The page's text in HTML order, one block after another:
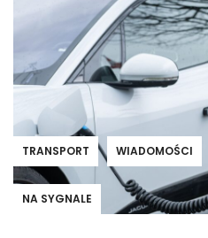
TRANSPORT WIADOMOŚCI
NA SYGNALE